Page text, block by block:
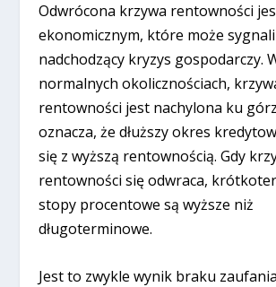
Odwrócona krzywa rentowności
ekonomicznym, które może
nadchodzący kryzys gospodarczy.
normalnych okolicznościach,
rentowności jest nachylona ku
oznacza, że dłuższy okres
się z wyższą rentownością. Gdy
rentowności się odwraca,
stopy procentowe są wyższe niż
długoterminowe.
Jest to zwykle wynik braku